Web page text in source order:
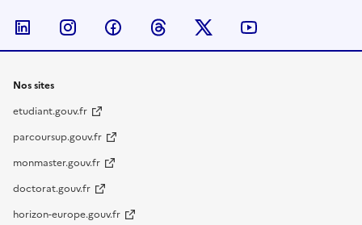
Nous suivre sur LinkedIn
Nous suivre sur Instagram
Nous suivre sur Facebook
Nous suivre sur Threads
Nous suivre sur Twitter
Nos sites
etudiant.gouv.fr
parcoursup.gouv.fr
monmaster.gouv.fr
doctorat.gouv.fr
horizon-europe.gouv.fr